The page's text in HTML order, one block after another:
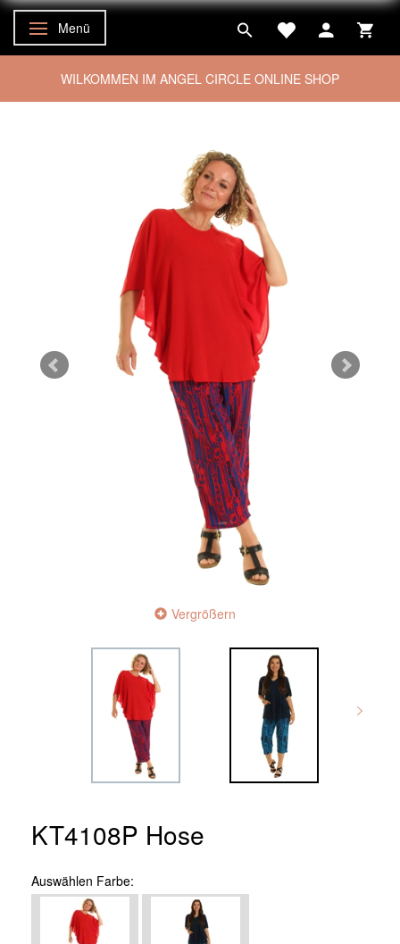
Anzeige ändern
Menü
WILKOMMEN IM ANGEL CIRCLE ONLINE SHOP
Vergrößern
KT4108P Hose
Auswählen Farbe: